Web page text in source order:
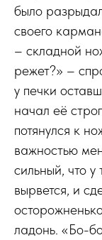
было
своего
– складной
режет?» –
у печки
начал её
потянулся к
важностью
сильный, что у
вырвется, и
ладонь. «Бо-